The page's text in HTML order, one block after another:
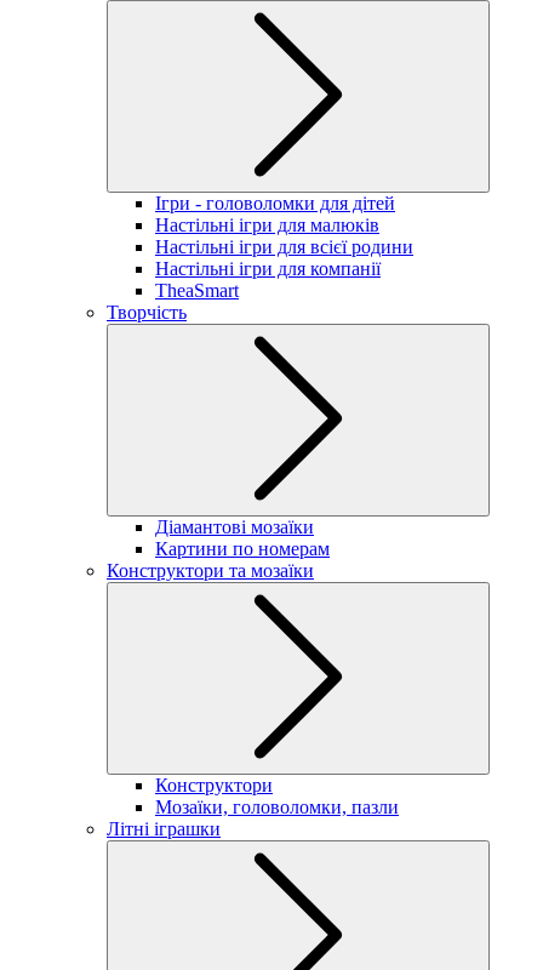
Ігри - головоломки для дітей
Настільні ігри для малюків
Настільні ігри для всієї родини
Настільні ігри для компанії
TheaSmart
Творчість
Діамантові мозаїки
Картини по номерам
Конструктори та мозаїки
Конструктори
Мозаїки, головоломки, пазли
Літні іграшки